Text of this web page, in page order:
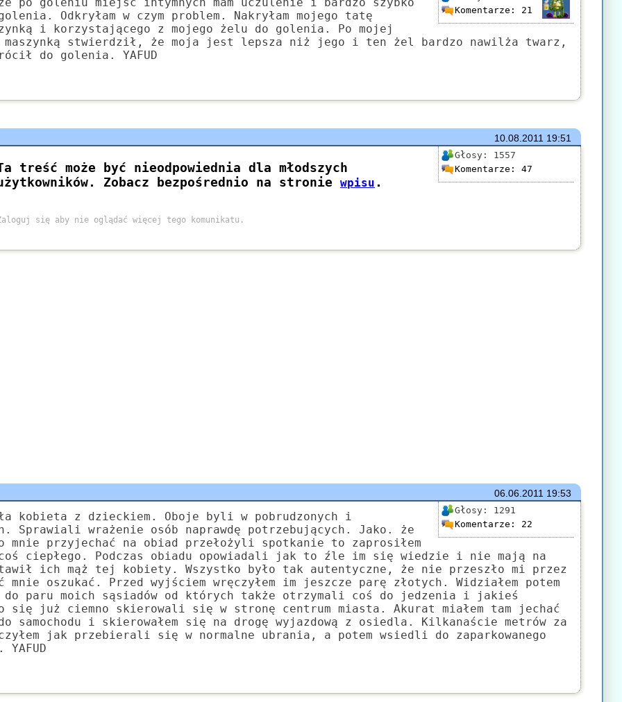
Komentarze: 21
Odkryłam w czym problem. Nakryłam mojego tatę
i korzystającego z mojego żelu do golenia. Po mojej
stwierdził, że moja jest lepsza niż jego i ten żel bardzo nawilża twarz,
do golenia. YAFUD
10.08.2011 19:51
Głosy: 1557
Komentarze: 47
06.06.2011 19:53
Głosy: 1291
Komentarze: 22
kobieta z dzieckiem. Oboje byli w pobrudzonych i
Sprawiali wrażenie osób naprawdę potrzebujących. Jako. że
przyjechać na obiad przełożyli spotkanie to zaprosiłem
ciepłego. Podczas obiadu opowiadali jak to źle im się wiedzie i nie mają na
ich mąż tej kobiety. Wszystko było tak autentyczne, że nie przeszło mi przez
oszukać. Przed wyjściem wręczyłem im jeszcze parę złotych. Widziałem potem
paru moich sąsiadów od których także otrzymali coś do jedzenia i jakieś
się już ciemno skierowali się w stronę centrum miasta. Akurat miałem tam jechać
samochodu i skierowałem się na drogę wyjazdową z osiedla. Kilkanaście metrów za
jak przebierali się w normalne ubrania, a potem wsiedli do zaparkowanego